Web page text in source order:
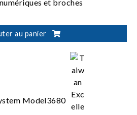
et broches
de 50 / 100 MHz
de 100 / 200 Mbps (MUX)
au panier